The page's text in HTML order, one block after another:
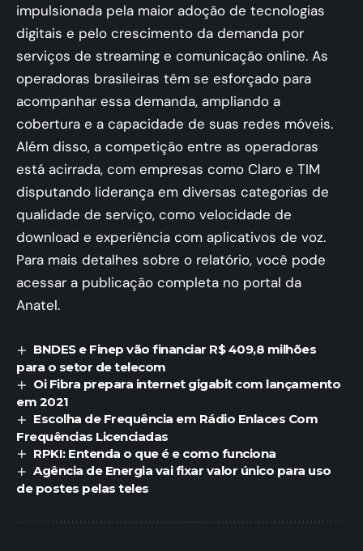
impulsionada pela maior adoção de tecnologias
digitais e pelo crescimento da demanda por
serviços de streaming e comunicação online. As
operadoras brasileiras têm se esforçado para
acompanhar essa demanda, ampliando a
cobertura e a capacidade de suas redes móveis​​.
Além disso, a competição entre as operadoras
está acirrada, com empresas como Claro e TIM
disputando liderança em diversas categorias de
qualidade de serviço, como velocidade de
download e experiência com aplicativos de voz​.
Para mais detalhes sobre o relatório, você pode
acessar a publicação completa no portal da
Anatel.
BNDES e Finep vão financiar R$ 409,8 milhões
para o setor de telecom
Oi Fibra prepara internet gigabit com lançamento
em 2021
Escolha de Frequência em Rádio Enlaces Com
Frequências Licenciadas
RPKI: Entenda o que é e como funciona
Agência de Energia vai fixar valor único para uso
de postes pelas teles